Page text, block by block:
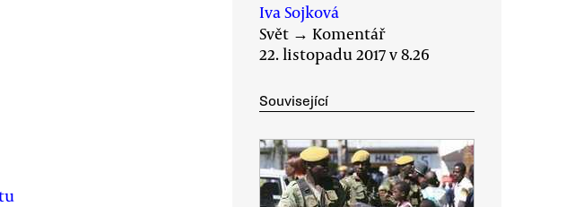
Iva Sojková
Svět → Komentář
22. listopadu 2017 v 8.26
Související